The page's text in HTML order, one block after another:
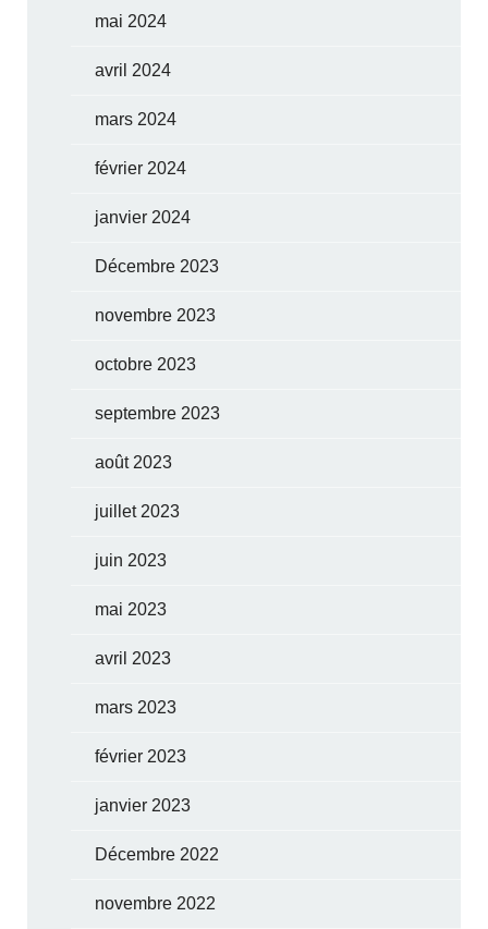
mai 2024
avril 2024
mars 2024
février 2024
janvier 2024
Décembre 2023
novembre 2023
octobre 2023
septembre 2023
août 2023
juillet 2023
juin 2023
mai 2023
avril 2023
mars 2023
février 2023
janvier 2023
Décembre 2022
novembre 2022